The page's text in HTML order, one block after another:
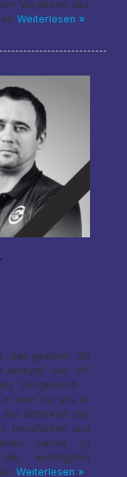
Vorabend des
Weiterlesen »
das gestern, 30
Analyst von VK
Sergeevich -
war bei uns 14
Bitterkeit der
beruflichen und
Sache zu
wichtigsten
Weiterlesen »